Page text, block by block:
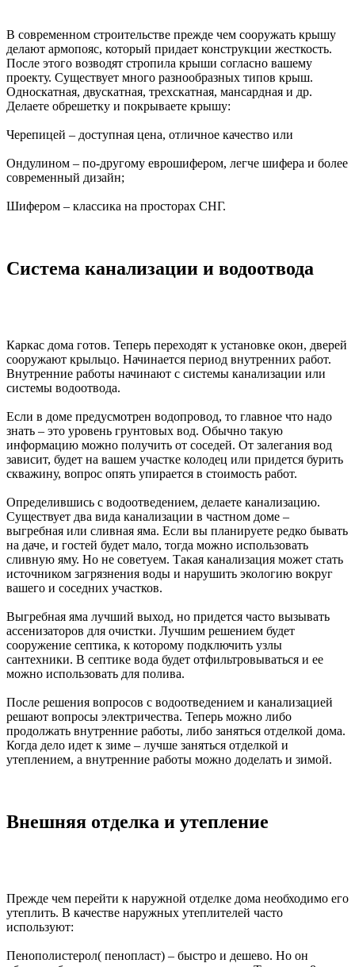
В современном строительстве прежде чем сооружать крышу
делают армопояс, который придает конструкции жесткость.
После этого возводят стропила крыши согласно вашему
проекту. Существует много разнообразных типов крыш.
Односкатная, двускатная, трехскатная, мансардная и др.
Делаете обрешетку и покрываете крышу:
Черепицей – доступная цена, отличное качество или
Ондулином – по-другому еврошифером, легче шифера и более
современный дизайн;
Шифером – классика на просторах СНГ.
Система канализации и водоотвода
Каркас дома готов. Теперь переходят к установке окон, дверей
сооружают крыльцо. Начинается период внутренних работ.
Внутренние работы начинают с системы канализации или
системы водоотвода.
Если в доме предусмотрен водопровод, то главное что надо
знать – это уровень грунтовых вод. Обычно такую
информацию можно получить от соседей. От залегания вод
зависит, будет на вашем участке колодец или придется бурить
скважину, вопрос опять упирается в стоимость работ.
Определившись с водоотведением, делаете канализацию.
Существует два вида канализации в частном доме –
выгребная или сливная яма. Если вы планируете редко бывать
на даче, и гостей будет мало, тогда можно использовать
сливную яму. Но не советуем. Такая канализация может стать
источником загрязнения воды и нарушить экологию вокруг
вашего и соседних участков.
Выгребная яма лучший выход, но придется часто вызывать
ассенизаторов для очистки. Лучшим решением будет
сооружение септика, к которому подключить узлы
сантехники. В септике вода будет отфильтровываться и ее
можно использовать для полива.
После решения вопросов с водоотведением и канализацией
решают вопросы электричества. Теперь можно либо
продолжать внутренние работы, либо заняться отделкой дома.
Когда дело идет к зиме – лучше заняться отделкой и
утеплением, а внутренние работы можно доделать и зимой.
Внешняя отделка и утепление
Прежде чем перейти к наружной отделке дома необходимо его
утеплить. В качестве наружных утеплителей часто
используют:
Пенополистерол( пенопласт) – быстро и дешево. Но он